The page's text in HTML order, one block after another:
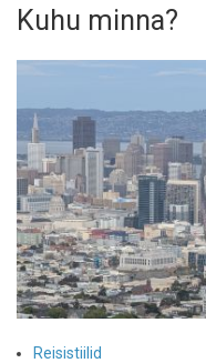
pakub
suveretki
saamide
juurde
Kuhu minna?
Reisistiilid